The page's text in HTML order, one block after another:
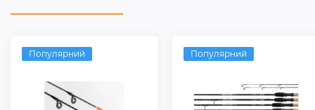
Популярний Популярний